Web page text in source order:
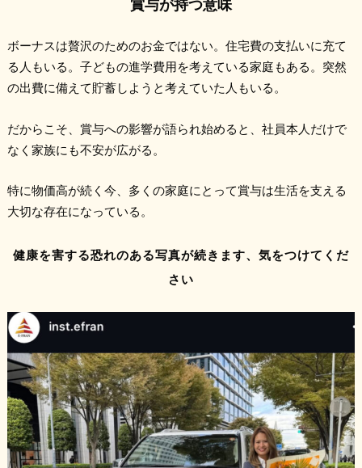
賞与が持つ意味
ボーナスは贅沢のためのお金ではない。住宅費の支払いに充て
る人もいる。子どもの進学費用を考えている家庭もある。突然
の出費に備えて貯蓄しようと考えていた人もいる。
だからこそ、賞与への影響が語られ始めると、社員本人だけで
なく家族にも不安が広がる。
特に物価高が続く今、多くの家庭にとって賞与は生活を支える
大切な存在になっている。
健康を害する恐れのある写真が続きます、気をつけてくだ
さい